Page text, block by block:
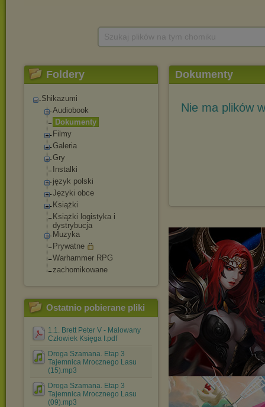
Foldery
Shikazumi
Audiobook
Dokumenty
Filmy
Galeria
Gry
Instalki
język polski
Języki obce
Książki
Książki logistyka i
dystrybucja
Muzyka
Prywatne
Warhammer RPG
zachomikowane
Ostatnio pobierane pliki
1.1. Brett Peter V - Malowany
Człowiek Księga I.pdf
Droga Szamana. Etap 3
Tajemnica Mrocznego Lasu
(15).mp3
Droga Szamana. Etap 3
Tajemnica Mrocznego Lasu
(09).mp3
Dokumenty
Nie ma plików